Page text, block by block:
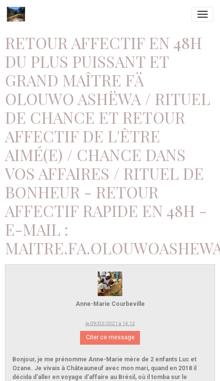
RETOUR AFFECTIF EN 48H
DU PLUS PUISSANT ET
GRAND MAÎTRE FÄ
OLOUWO ASHËWA / RITUEL
DE CHANCE ET RETOUR
AFFECTIF DE L'ÊTRE
AIMÉ(E) / CHANCE DANS
VOS AFFAIRES / RITUEL DE
BONHEUR - RETOUR
AFFECTIF RAPIDE EN 48H -
E-MAIL :
Anne-Marie Courbeville
le 09/03/2021 à 14:12
Citer ce message
Bonjour, je me prénomme Anne-Marie mère de 2 enfants Luc et
Ozane. Je vivais à Châteauneuf avec mon mari, quand en 2018 il
décida d'aller en voyage d'affaire au Brésil, où il tomba sur le